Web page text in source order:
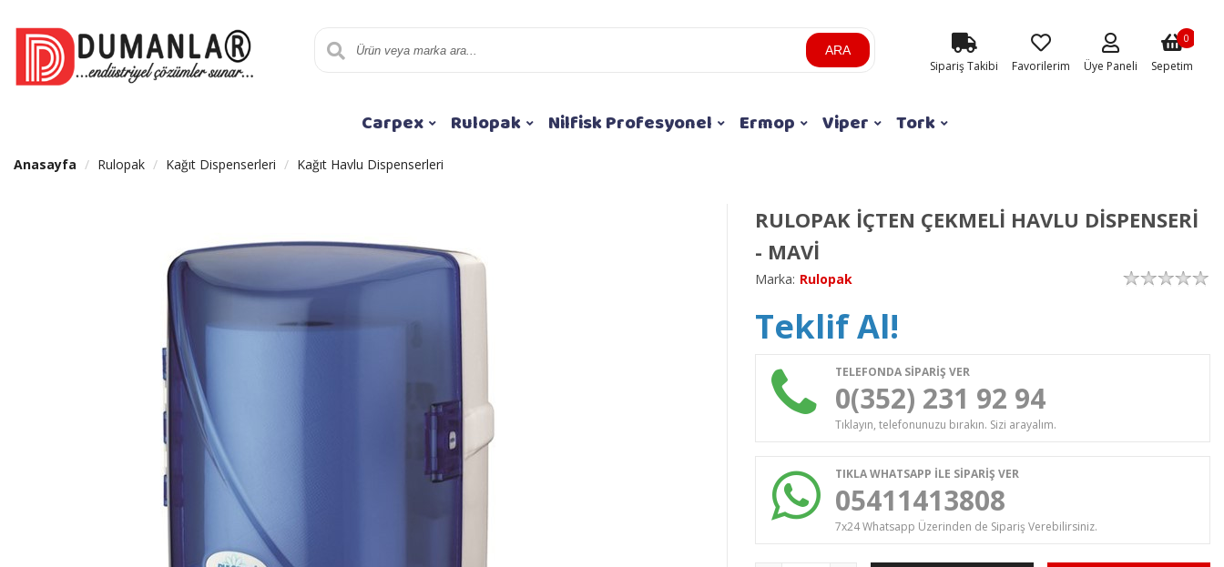
ARA
Sipariş Takibi Favorilerim Üye Paneli Sepetim
0
Carpex Rulopak Nilfisk Profesyonel Ermop Viper Tork
Anasayfa Rulopak Kağıt Dispenserleri Kağıt Havlu Dispenserleri
RULOPAK İÇTEN ÇEKMELİ HAVLU DİSPENSERİ
- MAVİ
Marka: Rulopak
Teklif Al!
TELEFONDA SİPARİŞ VER
0(352) 231 92 94
Tıklayın, telefonunuzu bırakın. Sizi arayalım.
TIKLA WHATSAPP İLE SİPARİŞ VER
05411413808
7x24 Whatsapp Üzerinden de Sipariş Verebilirsiniz.